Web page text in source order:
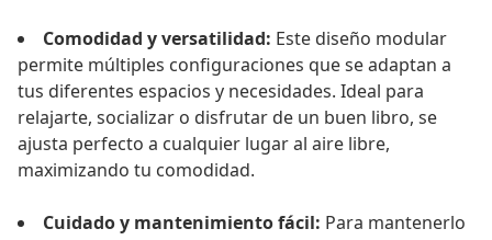
Comodidad y versatilidad: Este diseño modular
permite múltiples configuraciones que se adaptan a
tus diferentes espacios y necesidades. Ideal para
relajarte, socializar o disfrutar de un buen libro, se
ajusta perfecto a cualquier lugar al aire libre,
maximizando tu comodidad.
Cuidado y mantenimiento fácil: Para mantenerlo